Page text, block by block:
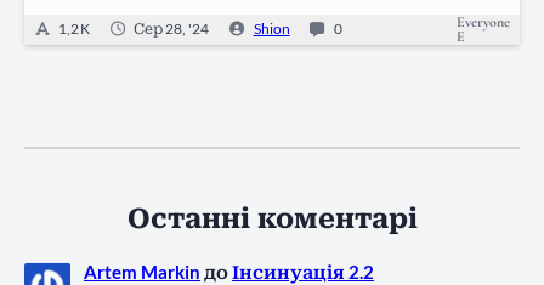
1,2 K Сер 28, '24 Shion 0
Everyone
E
Останні коментарі
Artem Markin доІнсинуація 2.2